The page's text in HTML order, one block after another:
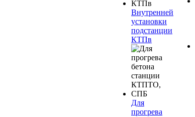
Внутренней
установки
подстанции
КТПв
Для
прогрева